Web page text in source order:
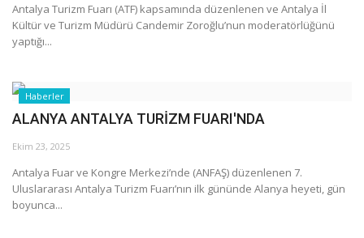
Antalya Turizm Fuarı (ATF) kapsamında düzenlenen ve Antalya İl
Kültür ve Turizm Müdürü Candemir Zoroğlu’nun moderatörlüğünü
yaptığı...
Haberler
ALANYA ANTALYA TURİZM FUARI'NDA
Ekim 23, 2025
Antalya Fuar ve Kongre Merkezi’nde (ANFAŞ) düzenlenen 7.
Uluslararası Antalya Turizm Fuarı’nın ilk gününde Alanya heyeti, gün
boyunca...